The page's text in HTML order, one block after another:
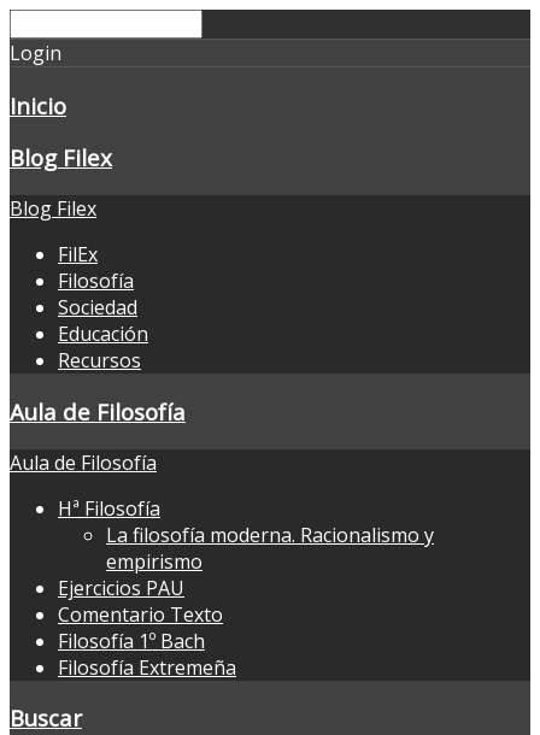
Login
Inicio
Blog Filex
Blog Filex
FilEx
Filosofía
Sociedad
Educación
Recursos
Aula de Filosofía
Aula de Filosofía
Hª Filosofía
La filosofía moderna. Racionalismo y
empirismo
Ejercicios PAU
Comentario Texto
Filosofía 1º Bach
Filosofía Extremeña
Buscar